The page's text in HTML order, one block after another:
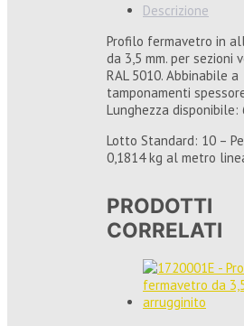
Descrizione
Profilo fermavetro in
da 3,5 mm. per sezioni
RAL 5010. Abbinabile a
tamponamenti
Lunghezza disponibile:
Lotto Standard: 10 –
0,1814 kg al metro
PRODOTTI
CORRELATI